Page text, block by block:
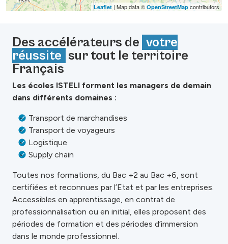
Leaflet | Map data © OpenStreetMap contributors
Des accélérateurs de votre
réussite sur tout le territoire
Français
Les écoles ISTELI forment les managers de demain
dans différents domaines :
Transport de marchandises
Transport de voyageurs
Logistique
Supply chain
Toutes nos formations, du Bac +2 au Bac +6, sont
certifiées et reconnues par l’Etat et par les entreprises.
Accessibles en apprentissage, en contrat de
professionnalisation ou en initial, elles proposent des
périodes de formation et des périodes d’immersion
dans le monde professionnel.